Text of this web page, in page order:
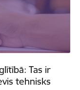
Tas ir
tehnisks